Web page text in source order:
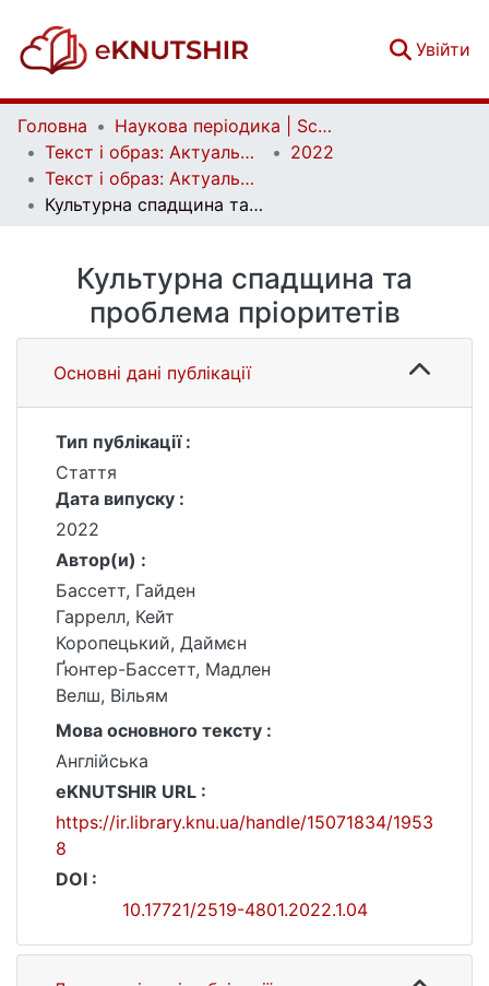
Увійти
Головна
Наукова періодика | Scientific periodicals
Текст і образ: Актуальні проблеми історії мистецтва | Text and Image: Essential Problems in Art History
2022
Текст і образ: Актуальні проблеми історії мистецтва. Вип. 1(13)
Культурна спадщина та проблема пріоритетів
Культурна спадщина та
проблема пріоритетів
Основні дані публікації
Тип публікації :
Стаття
Дата випуску :
2022
Автор(и) :
Бассетт, Гайден
Гаррелл, Кейт
Коропецький, Даймєн
Ґюнтер-Бассетт, Мадлен
Велш, Вільям
Мова основного тексту :
Англійська
eKNUTSHIR URL :
https://ir.library.knu.ua/handle/15071834/1953
8
DOI :
10.17721/2519-4801.2022.1.04